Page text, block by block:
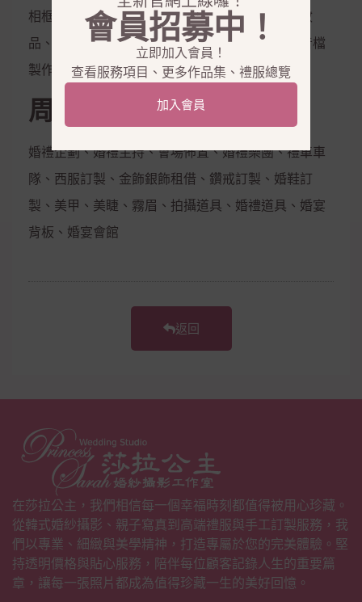
相框、相本、雜誌本、喜帖、定妝液、控油保濕妝
品、隱形內衣、新娘捧花、拍照鮮花束，電子影音檔
製作
周邊合作
婚禮企劃、婚禮主持、會場佈置、婚禮樂團、禮車車
隊、西服訂製、金飾銀飾租借、鑽戒訂製、婚鞋訂
製、美甲、美睫、霧眉、拍攝道具、婚禮道具、婚宴
背板、婚宴會館
返回
在莎拉公主，我們相信每一個幸福時刻都值得被用心珍藏。
從韓式婚紗攝影、親子寫真到高端禮服與手工訂製服務，我
們以專業、細緻與美學精神，打造專屬於您的完美體驗。堅
持透明價格與貼心服務，陪伴每位顧客記錄人生的重要篇
章，讓每一張照片都成為值得珍藏一生的美好回憶。
會員招募中！
立即加入會員！
查看服務項目、更多作品集、禮服總覽
加入會員